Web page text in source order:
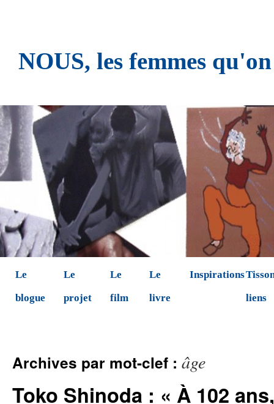
NOUS, les femmes
Le
blogue
Le
projet
Le
film
Le
livre
Inspirations
liens
Archives par mot-clef : âge
Toko Shinoda : « À 102